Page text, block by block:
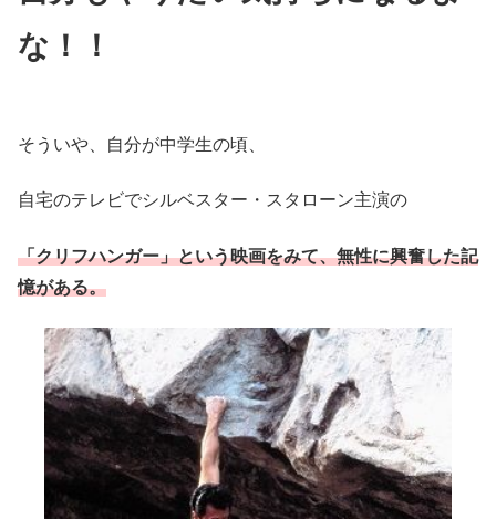
な！！
そういや、自分が中学生の頃、
自宅のテレビでシルベスター・スタローン主演の
「クリフハンガー」という映画をみて、無性に興奮した記
憶がある。